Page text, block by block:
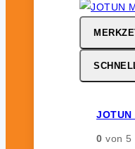
0 von 5